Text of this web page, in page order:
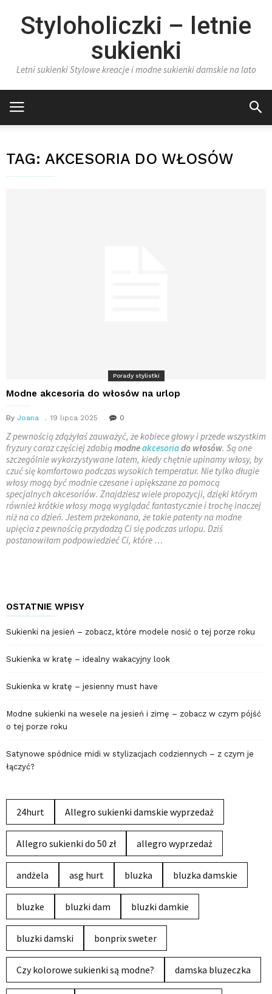
Styloholiczki – letnie
sukienki
Letni sukienki Stylowe kreacje i modne sukienki damskie na lato
TAG: AKCESORIA DO WŁOSÓW
Porady stylistki
Modne akcesoria do włosów na urlop
By Joana 19 lipca 2025 0
Z pewnością zdążyłaś zauważyć, że kobiece głowy i przede wszystkim
fryzury coraz częściej zdobiąmodneakcesoriado włosów. Są one
szczególnie wykorzystywane latem, kiedy chętnie upinamy włosy, by
czuć się komfortowo podczas wysokich temperatur. Nie tylko długie
włosy mogą być modnie czesane i upiększane za pomocą
specjalnych akcesoriów. Znajdziesz wiele propozycji, dzięki którym
również krótkie włosy mogą wyglądać fantastycznie i trochę inaczej
niż na co dzień. Jestem przekonana, że takie patenty na modne
upięcia z pewnością przydadzą Ci się podczas urlopu. Dziś
postanowiłam podpowiedzieć Ci, które …
OSTATNIE WPISY
Sukienki na jesień – zobacz, które modele nosić o tej porze roku
Sukienka w kratę – idealny wakacyjny look
Sukienka w kratę – jesienny must have
Modne sukienki na wesele na jesień i zimę – zobacz w czym pójść
o tej porze roku
Satynowe spódnice midi w stylizacjach codziennych – z czym je
łączyć?
24hurt Allegro sukienki damskie wyprzedaż
Allegro sukienki do 50 zł allegro wyprzedaż
andżela asg hurt bluzka bluzka damskie
bluzke bluzki dam bluzki damkie
bluzki damski bonprix sweter
Czy kolorowe sukienki są modne? damska bluzeczka